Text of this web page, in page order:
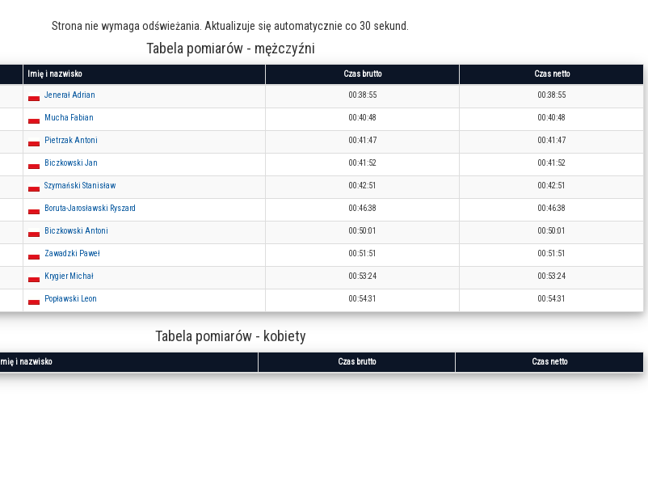
Strona nie wymaga odświeżania. Aktualizuje się automatycznie co 30 sekund.
Tabela pomiarów - mężczyźni
Imię i nazwisko Czas brutto Czas netto
Jenerał Adrian 00:38:55 00:38:55
Mucha Fabian 00:40:48 00:40:48
Pietrzak Antoni 00:41:47 00:41:47
Biczkowski Jan 00:41:52 00:41:52
Szymański Stanisław 00:42:51 00:42:51
Boruta-Jarosławski Ryszard 00:46:38 00:46:38
Biczkowski Antoni 00:50:01 00:50:01
Zawadzki Paweł 00:51:51 00:51:51
Krygier Michał 00:53:24 00:53:24
Popławski Leon 00:54:31 00:54:31
Tabela pomiarów - kobiety
Imię i nazwisko Czas brutto Czas netto